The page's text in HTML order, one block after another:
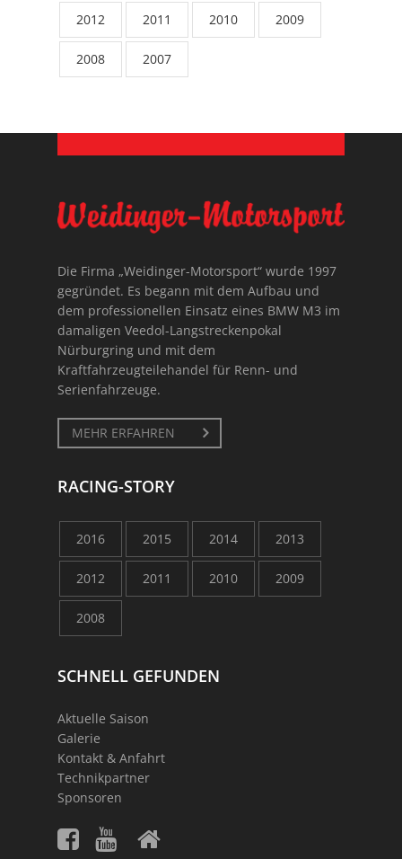
2012 2011 2010 2009
2008 2007
Die Firma „Weidinger-Motorsport“ wurde 1997
gegründet. Es begann mit dem Aufbau und
dem professionellen Einsatz eines BMW M3 im
damaligen Veedol-Langstreckenpokal
Nürburgring und mit dem
Kraftfahrzeugteilehandel für Renn- und
Serienfahrzeuge.
MEHR ERFAHREN
RACING-STORY
2016 2015 2014 2013
2012 2011 2010 2009
2008
SCHNELL GEFUNDEN
Aktuelle Saison
Galerie
Kontakt & Anfahrt
Technikpartner
Sponsoren